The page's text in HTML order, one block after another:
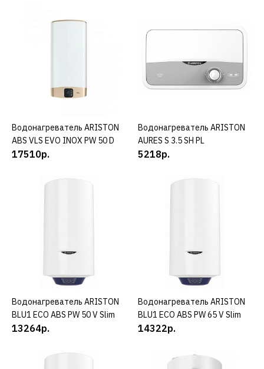
Внутренний блок мульти
сплит-системы HYUNDAI
27460р.
ДОБАВИТЬ К СРАВНЕНИЮ
Внутренний блок мульти
H-ALMS2-07H/I
27330р.
КУПИТЬ
Водонагреватель ARISTON
ABS VLS EVO INOX PW 50 D
17510р.
КУПИТЬ
Водонагреватель ARISTON
AURES S 3.5 SH PL
5218р.
КУПИТЬ
Водонагреватель ARISTON
BLU1 ECO ABS PW 50 V Slim
13264р.
КУПИТЬ
Водонагреватель ARISTON
BLU1 ECO ABS PW 65 V Slim
14322р.